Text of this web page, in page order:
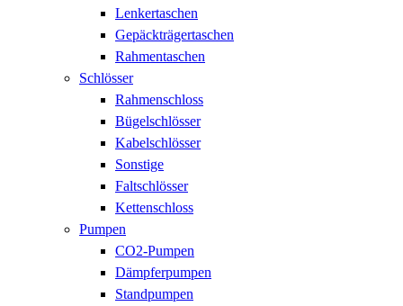
Lenkertaschen
Gepäckträgertaschen
Rahmentaschen
Schlösser
Rahmenschloss
Bügelschlösser
Kabelschlösser
Sonstige
Faltschlösser
Kettenschloss
Pumpen
CO2-Pumpen
Dämpferpumpen
Standpumpen